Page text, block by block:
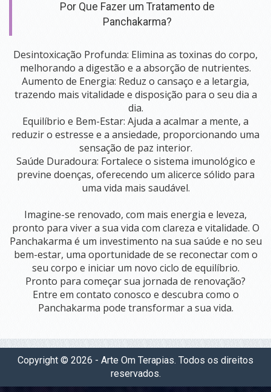
Por Que Fazer um Tratamento de
Panchakarma?
​Desintoxicação Profunda: Elimina as toxinas do corpo,
melhorando a digestão e a absorção de nutrientes.
​Aumento de Energia: Reduz o cansaço e a letargia,
trazendo mais vitalidade e disposição para o seu dia a
dia.
​Equilíbrio e Bem-Estar: Ajuda a acalmar a mente, a
reduzir o estresse e a ansiedade, proporcionando uma
sensação de paz interior.
​Saúde Duradoura: Fortalece o sistema imunológico e
previne doenças, oferecendo um alicerce sólido para
uma vida mais saudável.
​Imagine-se renovado, com mais energia e leveza,
pronto para viver a sua vida com clareza e vitalidade. O
Panchakarma é um investimento na sua saúde e no seu
bem-estar, uma oportunidade de se reconectar com o
seu corpo e iniciar um novo ciclo de equilíbrio.
​Pronto para começar sua jornada de renovação?
Entre em contato conosco e descubra como o
Panchakarma pode transformar a sua vida.
Copyright © 2026 - Arte Om Terapias. Todos os direitos
reservados.